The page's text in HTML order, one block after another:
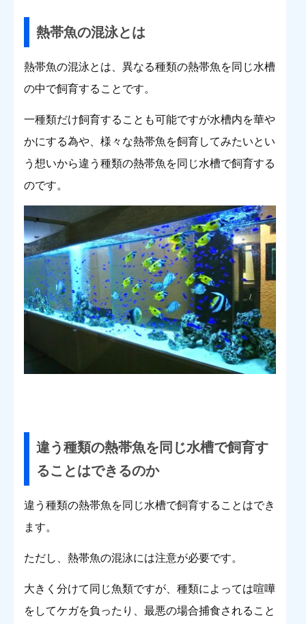
熱帯魚の混泳とは
熱帯魚の混泳とは、異なる種類の熱帯魚を同じ水槽
の中で飼育することです。
一種類だけ飼育することも可能ですが水槽内を華や
かにする為や、様々な熱帯魚を飼育してみたいとい
う想いから違う種類の熱帯魚を同じ水槽で飼育する
のです。
違う種類の熱帯魚を同じ水槽で飼育す
ることはできるのか
違う種類の熱帯魚を同じ水槽で飼育することはでき
ます。
ただし、熱帯魚の混泳には注意が必要です。
大きく分けて同じ魚類ですが、種類によっては喧嘩
をしてケガを負ったり、最悪の場合捕食されること